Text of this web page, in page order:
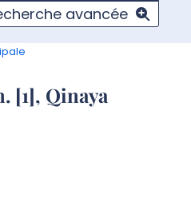
avancée
[1], Qinaya